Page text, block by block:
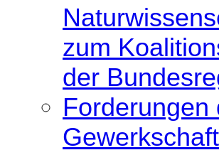
zum
der
Forderungen